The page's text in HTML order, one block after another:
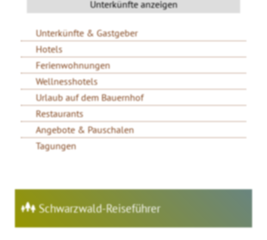
Unterkünfte & Gastgeber
Hotels
Ferienwohnungen
Wellnesshotels
Urlaub auf dem Bauernhof
Restaurants
Angebote & Pauschalen
Tagungen
Schwarzwald-Reiseführer